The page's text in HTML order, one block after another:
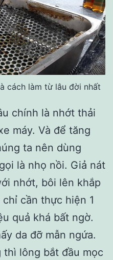
cách làm từ lâu đời nhất
chính là nhớt thải
máy. Và để tăng
ta nên dùng
là nhọ nồi. Giả nát
nhớt, bôi lên khắp
cần thực hiện 1
quả khá bất ngờ.
da đỡ mẫn ngứa.
thì lông bắt đầu mọc